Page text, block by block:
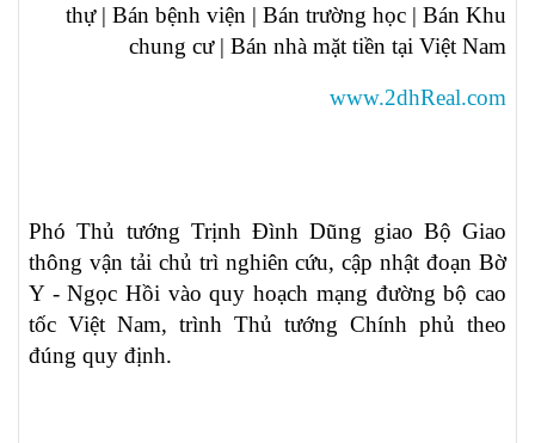
thự | Bán bệnh viện | Bán trường học | Bán Khu
chung cư | Bán nhà mặt tiền tại Việt Nam
www.2dhReal.com
Phó Thủ tướng Trịnh Đình Dũng giao Bộ Giao
thông vận tải chủ trì nghiên cứu, cập nhật đoạn Bờ
Y - Ngọc Hồi vào quy hoạch mạng đường bộ cao
tốc Việt Nam, trình Thủ tướng Chính phủ theo
đúng quy định.